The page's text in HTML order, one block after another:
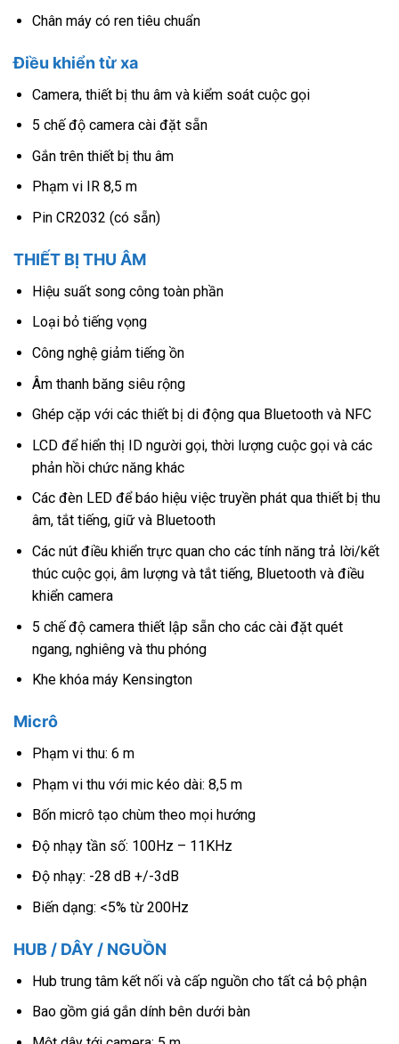
Chân máy có ren tiêu chuẩn
Điều khiển từ xa
Camera, thiết bị thu âm và kiểm soát cuộc gọi
5 chế độ camera cài đặt sẵn
Gắn trên thiết bị thu âm
Phạm vi IR 8,5 m
Pin CR2032 (có sẵn)
THIẾT BỊ THU ÂM
Hiệu suất song công toàn phần
Loại bỏ tiếng vọng
Công nghệ giảm tiếng ồn
Âm thanh băng siêu rộng
Ghép cặp với các thiết bị di động qua Bluetooth và NFC
LCD để hiển thị ID người gọi, thời lượng cuộc gọi và các
phản hồi chức năng khác
Các đèn LED để báo hiệu việc truyền phát qua thiết bị thu
âm, tắt tiếng, giữ và Bluetooth
Các nút điều khiển trực quan cho các tính năng trả lời/kết
thúc cuộc gọi, âm lượng và tắt tiếng, Bluetooth và điều
khiển camera
5 chế độ camera thiết lập sẵn cho các cài đặt quét
ngang, nghiêng và thu phóng
Khe khóa máy Kensington
Micrô
Phạm vi thu: 6 m
Phạm vi thu với mic kéo dài: 8,5 m
Bốn micrô tạo chùm theo mọi hướng
Độ nhạy tần số: 100Hz – 11KHz
Độ nhạy: -28 dB +/-3dB
Biến dạng: <5% từ 200Hz
HUB / DÂY / NGUỒN
Hub trung tâm kết nối và cấp nguồn cho tất cả bộ phận
Bao gồm giá gắn dính bên dưới bàn